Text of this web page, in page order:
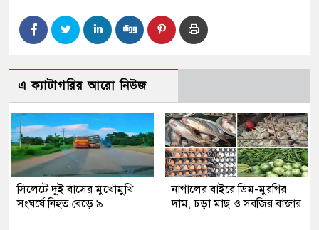
এ ক্যাটাগরির আরো নিউজ
সিলেটে দুই বাসের মুখোমুখি
সংঘর্ষে নিহত বেড়ে ৯
নাগালের বাইরে ডিম-মুরগির
দাম, চড়া মাছ ও সবজির বাজার